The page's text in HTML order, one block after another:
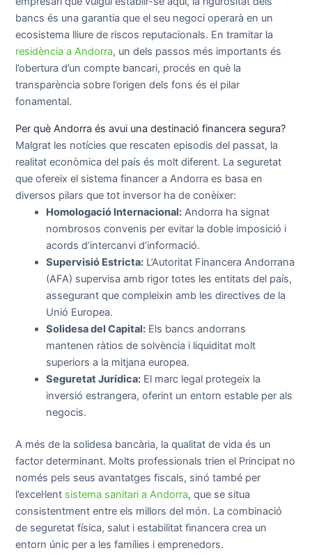
bancs és una garantia que el seu negoci operarà en un
ecosistema lliure de riscos reputacionals. En tramitar la
residència a Andorra, un dels passos més importants és
l’obertura d’un compte bancari, procés en què la
transparència sobre l’origen dels fons és el pilar
fonamental.
Per què Andorra és avui una destinació financera segura?
Malgrat les notícies que rescaten episodis del passat, la
realitat econòmica del país és molt diferent. La seguretat
que ofereix el sistema financer a Andorra es basa en
diversos pilars que tot inversor ha de conèixer:
Homologació Internacional: Andorra ha signat
nombrosos convenis per evitar la doble imposició i
acords d’intercanvi d’informació.
Supervisió Estricta: L’Autoritat Financera Andorrana
(AFA) supervisa amb rigor totes les entitats del país,
assegurant que compleixin amb les directives de la
Unió Europea.
Solidesa del Capital: Els bancs andorrans
mantenen ràtios de solvència i liquiditat molt
superiors a la mitjana europea.
Seguretat Jurídica: El marc legal protegeix la
inversió estrangera, oferint un entorn estable per als
negocis.
A més de la solidesa bancària, la qualitat de vida és un
factor determinant. Molts professionals trien el Principat no
només pels seus avantatges fiscals, sinó també per
l’excel·lent sistema sanitari a Andorra, que se situa
consistentment entre els millors del món. La combinació
de seguretat física, salut i estabilitat financera crea un
entorn únic per a les famílies i emprenedors.